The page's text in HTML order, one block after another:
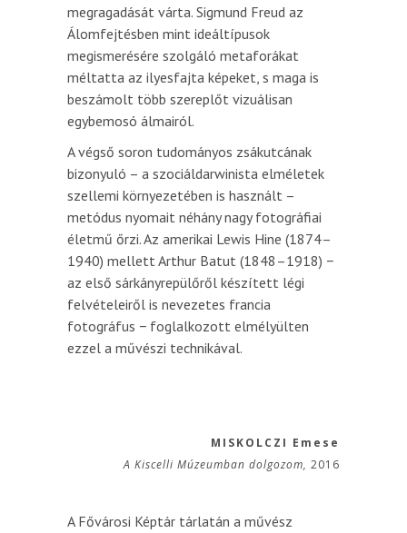
megragadását várta. Sigmund Freud az
Álomfejtésben mint ideáltípusok
megismerésére szolgáló metaforákat
méltatta az ilyesfajta képeket, s maga is
beszámolt több szereplőt vizuálisan
egybemosó álmairól.
A végső soron tudományos zsákutcának
bizonyuló – a szociáldarwinista elméletek
szellemi környezetében is használt –
metódus nyomait néhány nagy fotográfiai
életmű őrzi. Az amerikai Lewis Hine (1874–
1940) mellett Arthur Batut (1848–1918) −
az első sárkányrepülőről készített légi
felvételeiről is nevezetes francia
fotográfus − foglalkozott elmélyülten
ezzel a művészi technikával.
MISKOLCZI Emese
A Kiscelli Múzeumban dolgozom, 2016
A Fővárosi Képtár tárlatán a művész